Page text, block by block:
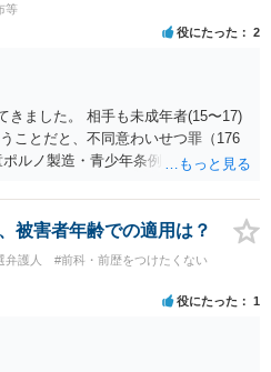
等
役にたった 2
きました。 相手も未成年者(15〜17)
ことだと、不同意わいせつ罪（176
ルノ製造・青少年条例違反（わいせ
捜査を受けるでしょう。
被害者年齢での適用は？
弁護人
#前科・前歴をつけたくない
役にたった 1